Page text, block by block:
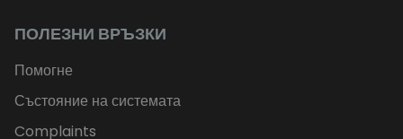
ПОЛЕЗНИ ВРЪЗКИ
Помогне
Състояние на системата
Complaints